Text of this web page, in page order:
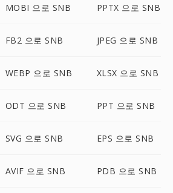
MOBI 으로 SNB PPTX 으로 SNB
FB2 으로 SNB JPEG 으로 SNB
WEBP 으로 SNB XLSX 으로 SNB
ODT 으로 SNB PPT 으로 SNB
SVG 으로 SNB EPS 으로 SNB
AVIF 으로 SNB PDB 으로 SNB